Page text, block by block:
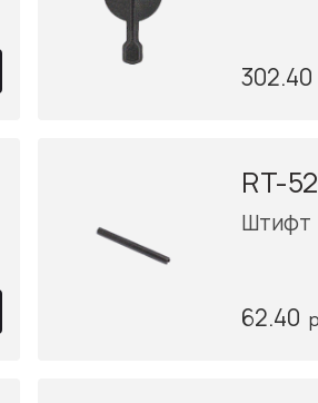
302.40
RT-
Штифт
62.40